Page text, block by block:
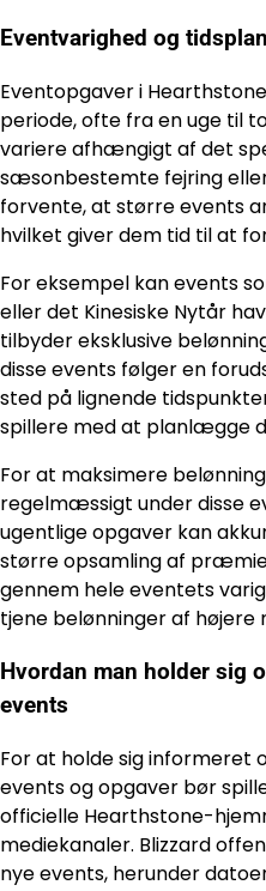
Eventvarighed og tidsplan
Eventopgaver i
periode, ofte fra en uge til
variere afhængigt af det
sæsonbestemte fejring
forvente, at større events
hvilket giver dem tid til at
For eksempel kan events
eller det Kinesiske Nytår
tilbyder eksklusive
disse events følger en
sted på lignende
spillere med at planlægge
For at maksimere
regelmæssigt under disse
ugentlige opgaver kan
større opsamling af
gennem hele eventets
tjene belønninger af højere
Hvordan man holder sig
events
For at holde sig informeret
events og opgaver bør
officielle Hearthstone-
mediekanaler. Blizzard
nye events, herunder